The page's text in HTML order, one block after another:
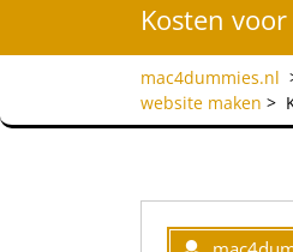
Kosten
mac4dummies.nl
website maken >